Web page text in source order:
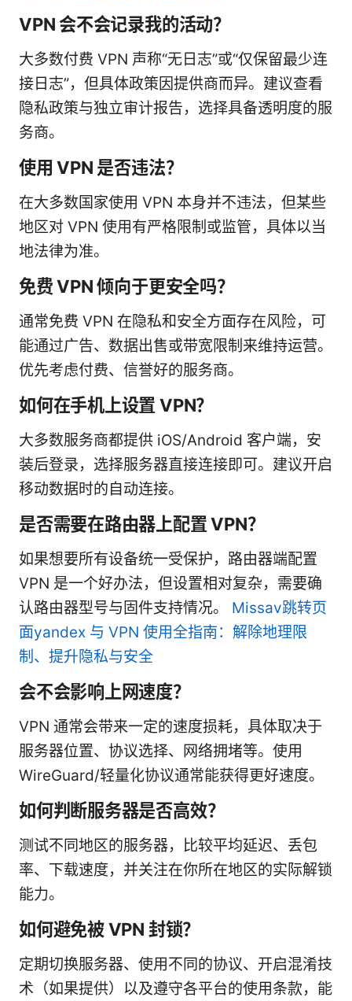
VPN 会不会记录我的活动？
大多数付费 VPN 声称“无日志”或“仅保留最少连
接日志”，但具体政策因提供商而异。建议查看
隐私政策与独立审计报告，选择具备透明度的服
务商。
使用 VPN 是否违法？
在大多数国家使用 VPN 本身并不违法，但某些
地区对 VPN 使用有严格限制或监管，具体以当
地法律为准。
免费 VPN 倾向于更安全吗？
通常免费 VPN 在隐私和安全方面存在风险，可
能通过广告、数据出售或带宽限制来维持运营。
优先考虑付费、信誉好的服务商。
如何在手机上设置 VPN？
大多数服务商都提供 iOS/Android 客户端，安
装后登录，选择服务器直接连接即可。建议开启
移动数据时的自动连接。
是否需要在路由器上配置 VPN？
如果想要所有设备统一受保护，路由器端配置
VPN 是一个好办法，但设置相对复杂，需要确
认路由器型号与固件支持情况。 Missav跳转页
面yandex 与 VPN 使用全指南：解除地理限
制、提升隐私与安全
会不会影响上网速度？
VPN 通常会带来一定的速度损耗，具体取决于
服务器位置、协议选择、网络拥堵等。使用
WireGuard/轻量化协议通常能获得更好速度。
如何判断服务器是否高效？
测试不同地区的服务器，比较平均延迟、丢包
率、下载速度，并关注在你所在地区的实际解锁
能力。
如何避免被 VPN 封锁？
定期切换服务器、使用不同的协议、开启混淆技
术（如果提供）以及遵守各平台的使用条款，能